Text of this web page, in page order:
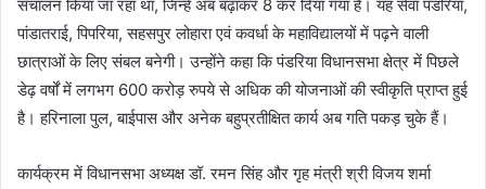
संचालन किया जा रहा था, जिन्हें अब बढ़ाकर 8 कर दिया गया है। यह सेवा पंडरिया,
पांडातराई, पिपरिया, सहसपुर लोहारा एवं कवर्धा के महाविद्यालयों में पढ़ने वाली
छात्राओं के लिए संबल बनेगी। उन्होंने कहा कि पंडरिया विधानसभा क्षेत्र में पिछले
डेढ़ वर्षों में लगभग 600 करोड़ रुपये से अधिक की योजनाओं की स्वीकृति प्राप्त हुई
है। हरिनाला पुल, बाईपास और अनेक बहुप्रतीक्षित कार्य अब गति पकड़ चुके हैं।
कार्यक्रम में विधानसभा अध्यक्ष डॉ. रमन सिंह और गृह मंत्री श्री विजय शर्मा